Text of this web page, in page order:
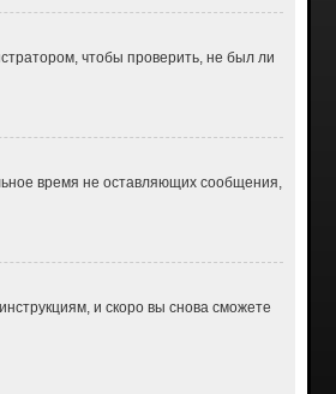
чтобы проверить, не был ли
время не оставляющих сообщения,
и скоро вы снова сможете